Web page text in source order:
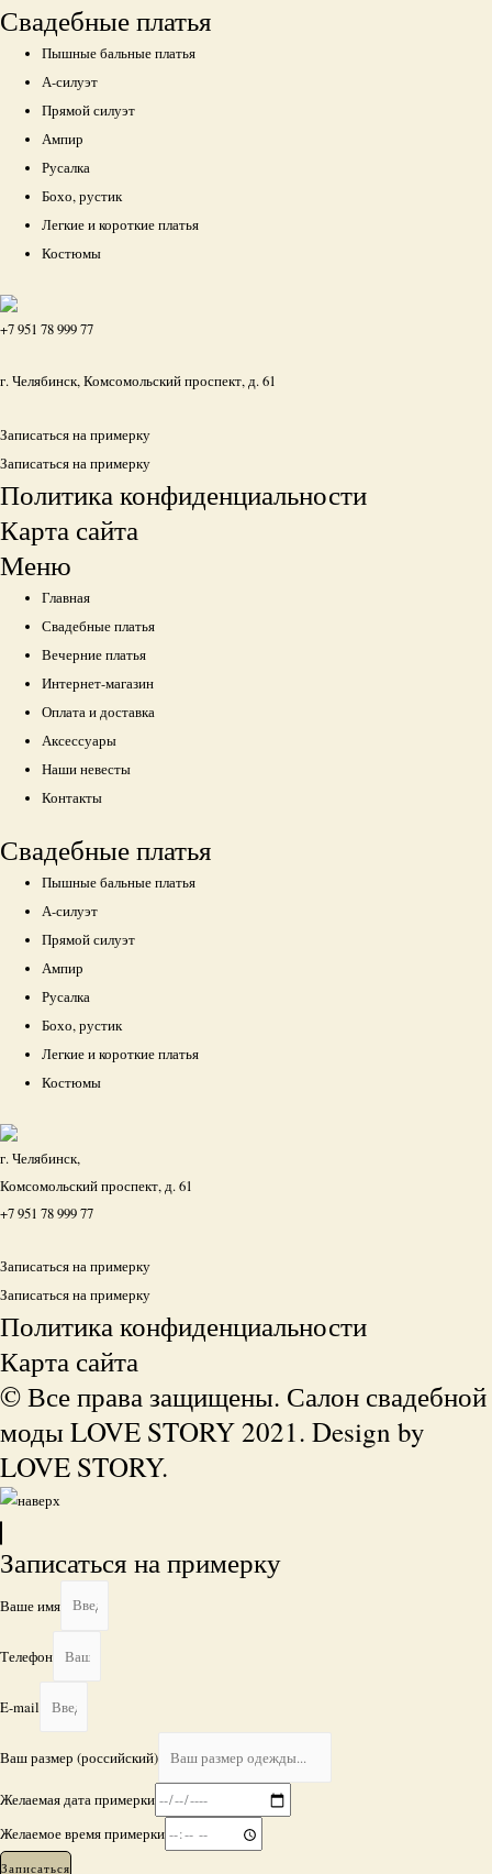
Свадебные платья
Пышные бальные платья
А-силуэт
Прямой силуэт
Ампир
Русалка
Бохо, рустик
Легкие и короткие платья
Костюмы
+7 951 78 999 77
г. Челябинск, Комсомольский проспект, д. 61
Записаться на примерку
Записаться на примерку
Политика конфиденциальности
Карта сайта
Меню
Главная
Свадебные платья
Вечерние платья
Интернет-магазин
Оплата и доставка
Аксессуары
Наши невесты
Контакты
Свадебные платья
Пышные бальные платья
А-силуэт
Прямой силуэт
Ампир
Русалка
Бохо, рустик
Легкие и короткие платья
Костюмы
г. Челябинск,
Комсомольский проспект, д. 61
+7 951 78 999 77
Записаться на примерку
Записаться на примерку
Политика конфиденциальности
Карта сайта
© Все права защищены. Салон свадебной
моды LOVE STORY 2021. Design by
LOVE STORY.
Записаться на примерку
Ваше имя
Телефон
E-mail
Ваш размер (российский)
Желаемая дата примерки
Желаемое время примерки
Записаться